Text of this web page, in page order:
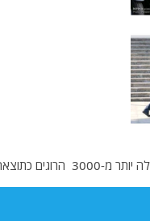
מהלחימה בסוריה.